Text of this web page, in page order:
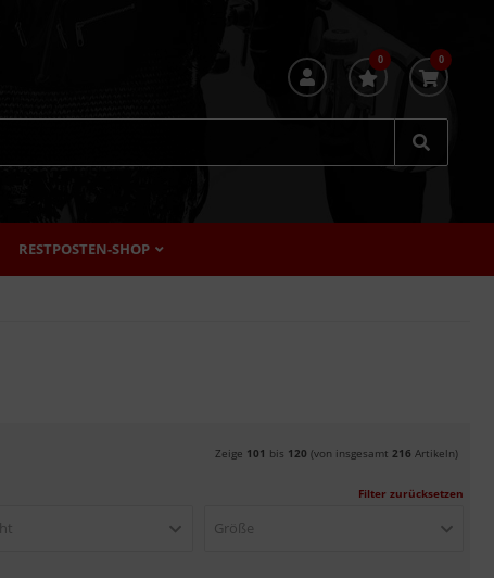
0 0
RESTPOSTEN-SHOP
Zeige 101 bis 120 (von insgesamt 216 Artikeln)
Filter zurücksetzen
Größe